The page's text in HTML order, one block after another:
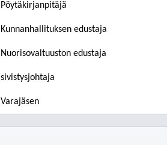
Pöytäkirjanpitäjä
Kunnanhallituksen edustaja
Nuorisovaltuuston edustaja
sivistysjohtaja
Varajäsen